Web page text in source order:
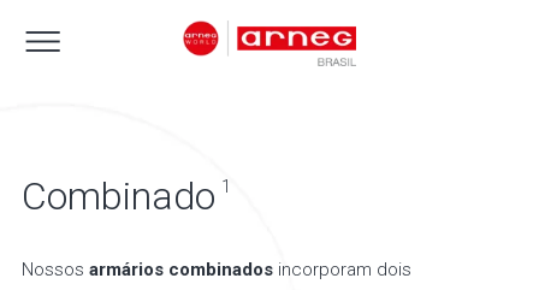
Combinado 1
Nossos armários combinados incorporam dois